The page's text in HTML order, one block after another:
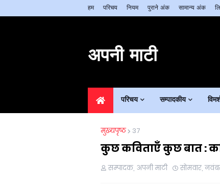
हम परिचय नियम पुराने अंक सामान्य अंक
अपनी माटी
परिचय सम्पादकीय
मुख्यपृष्ठ 37
कुछ कविताएँ कुछ बात :
सम्पादक, अपनी माटी सोमवार,